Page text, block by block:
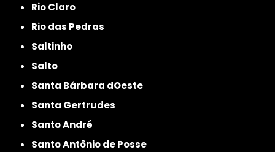
Rio Claro
Rio das Pedras
Saltinho
Salto
Santa Bárbara dOeste
Santa Gertrudes
Santo André
Santo Antônio de Posse